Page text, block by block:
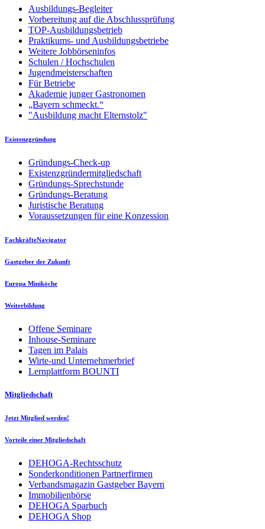
Ausbildungs-Begleiter
Vorbereitung auf die Abschlussprüfung
TOP-Ausbildungsbetrieb
Praktikums- und Ausbildungsbetriebe
Weitere Jobbörseninfos
Schulen / Hochschulen
Jugendmeisterschaften
Für Betriebe
Akademie junger Gastronomen
„Bayern schmeckt.“
"Ausbildung macht Elternstolz"
Existenzgründung
Gründungs-Check-up
Existenzgründermitgliedschaft
Gründungs-Sprechstunde
Gründungs-Beratung
Juristische Beratung
Voraussetzungen für eine Konzession
FachkräfteNavigator
Gastgeber der Zukunft
Europa Miniköche
Weiterbildung
Offene Seminare
Inhouse-Seminare
Tagen im Palais
Wirte-und Unternehmerbrief
Lernplattform BOUNTI
Mitgliedschaft
Jetzt Mitglied werden!
Vorteile einer Mitgliedschaft
DEHOGA-Rechtsschutz
Sonderkonditionen Partnerfirmen
Verbandsmagazin Gastgeber Bayern
Immobilienbörse
DEHOGA Sparbuch
DEHOGA Shop